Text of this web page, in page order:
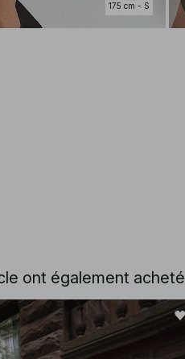
175 cm - S
ont également acheté